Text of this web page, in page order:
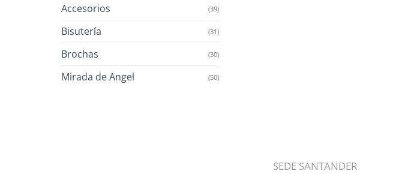
Accesorios (39)
Bisutería (31)
Brochas (30)
Mirada de Angel (50)
SEDE SANTANDER